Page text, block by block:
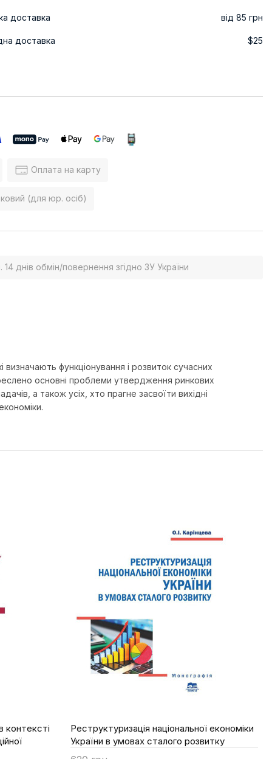
доставка від 85 грн
доставка $25
Оплата на карту
(для юр. осіб)
14 днів обмін/повернення згідно ЗУ України
визначають функціонування і розвиток сучасних
основні проблеми утвердження ринкових
а також усіх, хто прагне засвоїти вихідні
контексті
Реструктуризація національної економіки
України в умовах сталого розвитку